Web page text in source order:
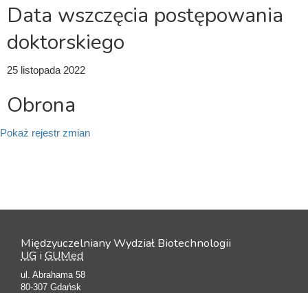
Data wszczęcia postępowania
doktorskiego
25 listopada 2022
Obrona
Pokaż rejestr zmian
Międzyuczelniany Wydział Biotechnologii
UG i GUMed
ul. Abrahama 58
80-307 Gdańsk